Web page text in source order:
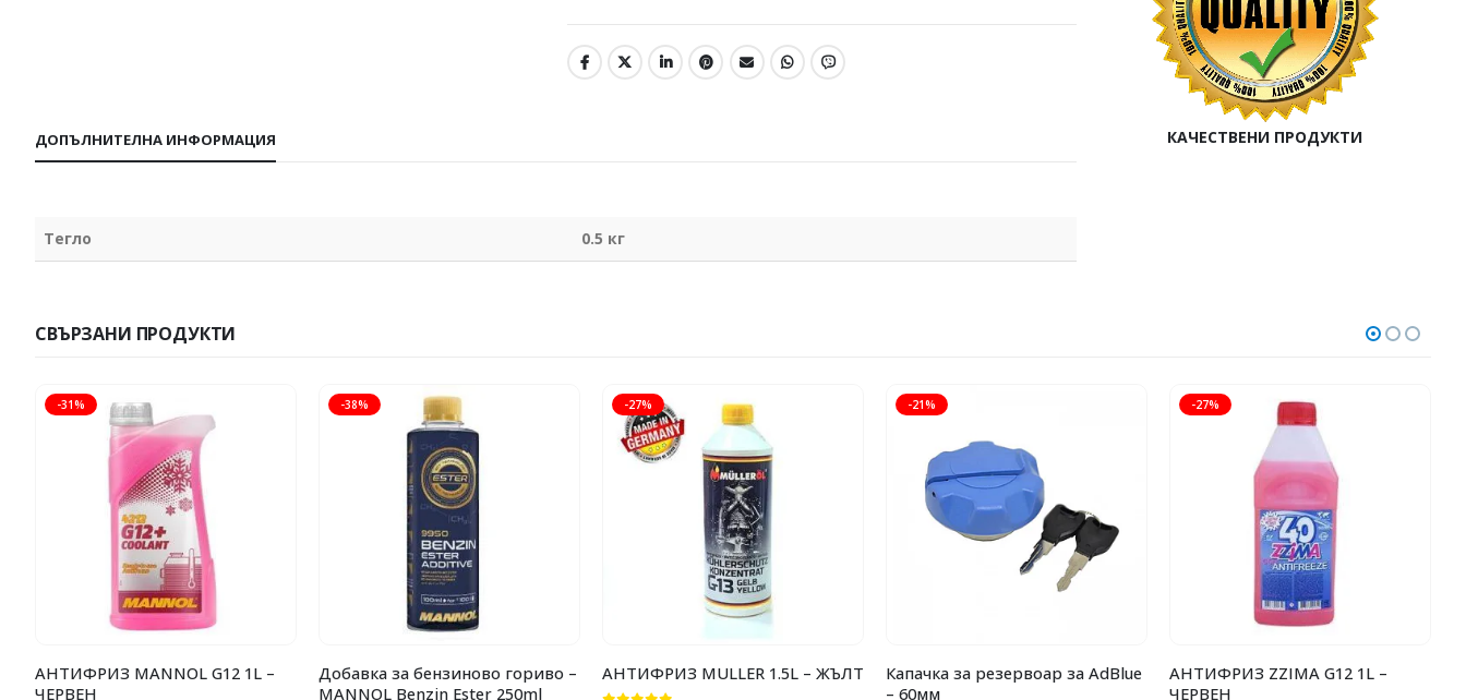
ДОПЪЛНИТЕЛНА ИНФОРМАЦИЯ
Тегло 0.5 кг
КАЧЕСТВЕНИ ПРОДУКТИ
СВЪРЗАНИ ПРОДУКТИ
-31%
АНТИФРИЗ MANNOL G12 1L –
ЧЕРВЕН
-38%
Добавка за бензиново гориво –
MANNOL Benzin Ester 250ml
-27%
АНТИФРИЗ MULLER 1.5L – ЖЪЛТ
-21%
Капачка за резервоар за AdBlue
– 60мм
-27%
АНТИФРИЗ ZZIMA G12 1L –
ЧЕРВЕН